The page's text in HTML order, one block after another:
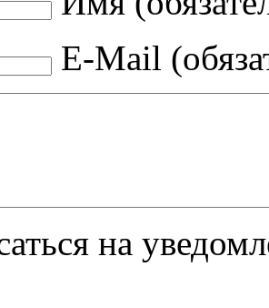
E-Mail
на